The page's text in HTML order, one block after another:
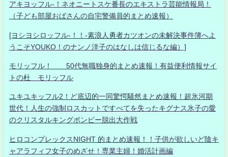
アキヨッフル-！ネオニートスケ番長のエキストラ芸能情報局！
（子ども部屋おばさんの自宅警備員的まとめ速報）
[ヨシヨシロッフル-！！-素浪人勇者カツオンの未解決事件簿へよ
うこそYOUKO！のナンノ洋子のはなしは信じるな編）]
モリッフル！ 50代無職独身的まとめ速報！有益便利情報サイ
トの杜 モリッフル
ユキユキッフル2！ど底辺的一同驚愕騒然まとめ速報！超氷河期
世代！人生の強制ロスカットですべてを失ったキグナス氷子の愛
のクリスタルキングボンビー脱出大作戦
ヒロコンプレックスNIGHT 的まとめ速報！！子供が欲しいど陰キ
ャアラフィフ女子のめざせ！専業主婦！婚活計画編